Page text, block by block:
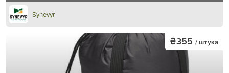
Synevyr
₴355 / штука